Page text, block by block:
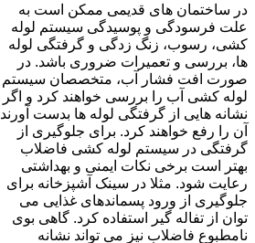
در ساختمان های قدیمی ممکن است به
علت فرسودگی و پوسیدگی سیستم لوله
کشی، رسوب، زنگ زدگی و گرفتگی لوله
ها، بررسی و تعمیرات ضروری باشد. در
صورت افت فشار آب، متخصصان سیستم
لوله کشی آب را بررسی خواهند کرد و اگر
نشانه هایی از گرفتگی لوله ها بدست آورند
آن را رفع خواهند کرد. برای جلوگیری از
گرفتگی در سیستم لوله کشی فاضلاب
بهتر است برخی نکات ایمنی و بهداشتی
رعایت شود. مثلا در سینک آشپزخانه برای
جلوگیری از ورود پسماندهای غذایی می
توان از تفاله گیر استفاده کرد. گاهی بوی
نامطبوع فاضلاب نیز می تواند نشانه